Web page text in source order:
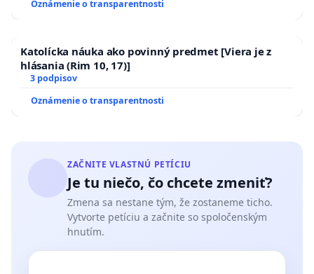
Oznámenie o transparentnosti
Katolícka náuka ako povinný predmet [Viera je z
hlásania (Rim 10, 17)]
3 podpisov
Oznámenie o transparentnosti
ZAČNITE VLASTNÚ PETÍCIU
Je tu niečo, čo chcete zmeniť?
Zmena sa nestane tým, že zostaneme ticho.
Vytvorte petíciu a začnite so spoločenským
hnutím.